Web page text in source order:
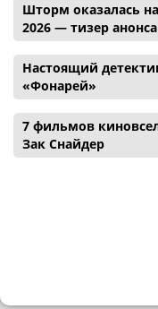
Шторм оказалась
2026 — тизер
Настоящий
«Фонарей»
7 фильмов
Зак Снайдер